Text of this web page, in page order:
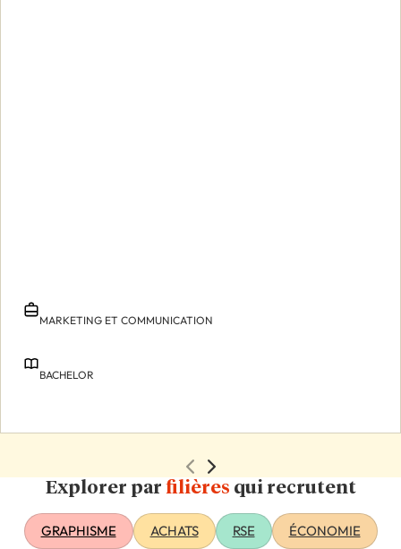
MARKETING ET COMMUNICATION
BACHELOR
Explorer par filières qui recrutent
GRAPHISME ACHATS RSE ÉCONOMIE